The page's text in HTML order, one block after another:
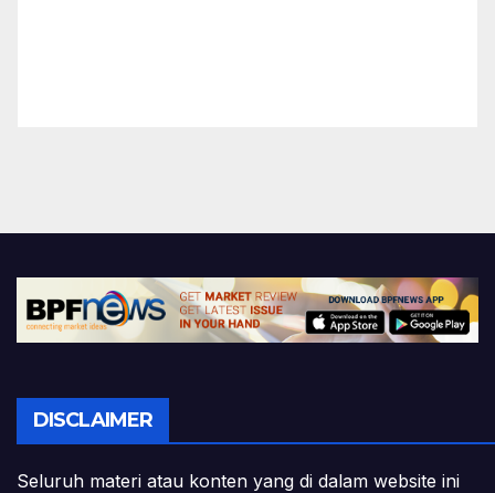
DISCLAIMER
Seluruh materi atau konten yang di dalam website ini